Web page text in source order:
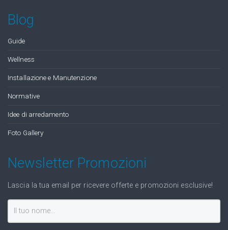
Blog
Guide
Wellness
Installazione e Manutenzione
Normative
Idee di arredamento
Foto Gallery
Newsletter Promozioni
Lascia la tua email per ricevere offerte e promozioni esclusive!